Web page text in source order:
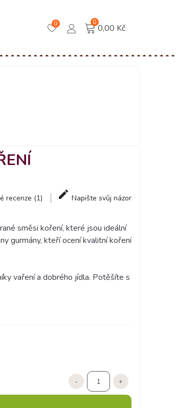
0 0
0,00 Kč
recenze (1) Napište svůj názor
směsi koření, které jsou ideální
gurmány, kteří ocení kvalitní koření
vaření a dobrého jídla. Potěšíte s
- +